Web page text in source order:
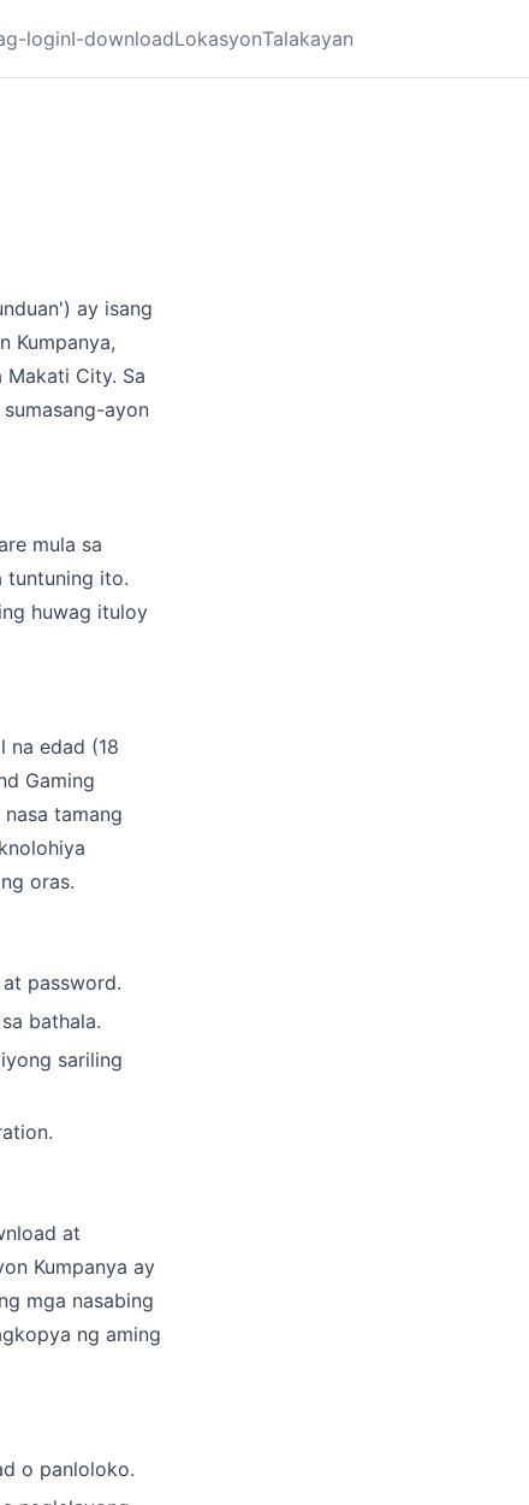
loginI-downloadLokasyonTalakayan
ay isang
Kumpanya,
City. Sa
ayon
mula sa
tuntuning ito.
huwag ituloy
na edad (18
Gaming
tamang
oras.
password.
bathala.
sariling
at
Kumpanya ay
mga nasabing
ng aming
o panloloko.